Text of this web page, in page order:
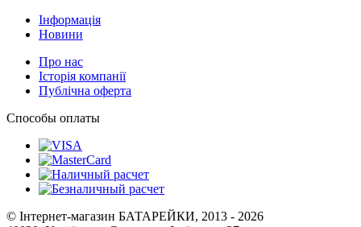
Інформація
Новини
Про нас
Історія компанії
Публічна оферта
Способы оплаты
© Інтернет-магазин БАТАРЕЙКИ, 2013 - 2026